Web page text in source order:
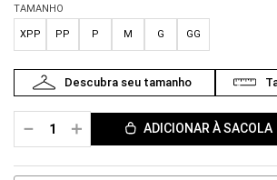
TAMANHO
PP P M G GG
XPP
＋
－ ADICIONAR À SACOLA